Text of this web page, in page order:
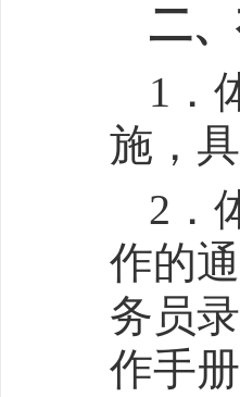
二
1．
施，
2．
作的
务员
作手